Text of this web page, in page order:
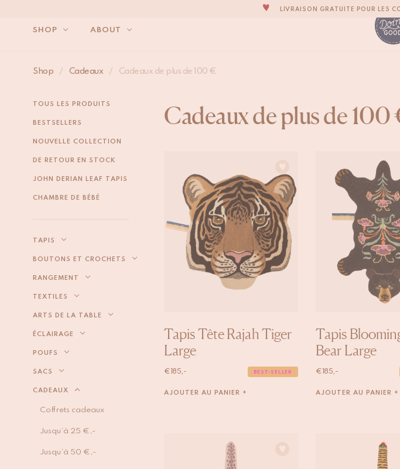
LIVRAISON GRATUITE POUR LES
LA MARQUE D’ACCESSOIRES POUR
TOUS NOS PRODUITS
LIVRAISON GRATUITE POUR LES
SHOP ABOUT
Shop / Cadeaux / Cadeaux de plus de 100 €
TOUS LES PRODUITS
BESTSELLERS
NOUVELLE COLLECTION
DE RETOUR EN STOCK
JOHN DERIAN LEAF TAPIS
CHAMBRE DE BÉBÉ
TAPIS
BOUTONS ET CROCHETS
RANGEMENT
TEXTILES
ARTS DE LA TABLE
ÉCLAIRAGE
POUFS
SACS
CADEAUX
Coffrets cadeaux
Jusqu’à 25 €,-
Jusqu’à 50 €,-
Cadeaux de plus de 100
Tapis Tête Rajah Tiger
Large
€ 185,- BEST-SELLER
AJOUTER AU PANIER +
Tapis
Bear Large
€ 185,-
AJOUTER AU PANIER +